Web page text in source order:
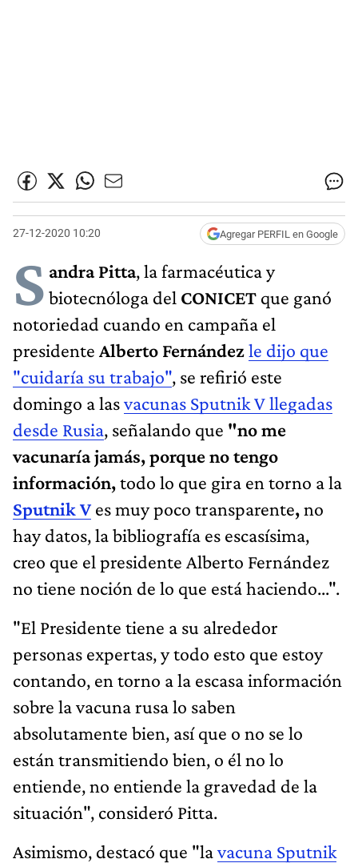
27-12-2020 10:20 Agregar PERFIL en Google
S andra Pitta, la farmacéutica y
biotecnóloga del CONICET que ganó
notoriedad cuando en campaña el
presidente Alberto Fernándezle dijo que
"cuidaría su trabajo", se refirió este
domingo a lasvacunas Sputnik V llegadas
desde Rusia, señalando que "no me
vacunaría jamás, porque no tengo
información,todo lo que gira en torno a la
Sputnik Ves muy poco transparente,no
hay datos, la bibliografía es escasísima,
creo que el presidente Alberto Fernández
no tiene noción de lo que está haciendo...".
"El Presidente tiene a su alrededor
personas expertas, y todo esto que estoy
contando, en torno a la escasa información
sobre la vacuna rusa lo saben
absolutamente bien, así que o no se lo
están transmitiendo bien, o él no lo
entiende, no entiende la gravedad de la
situación", consideró Pitta.
Asimismo, destacó que "lavacuna Sputnik